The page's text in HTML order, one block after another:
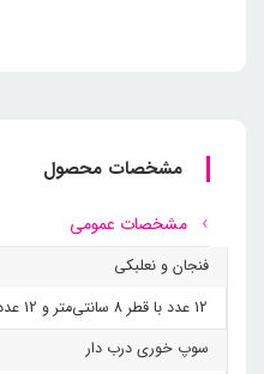
مشخصات محصول
مشخصات عمومی
فنجان و نعلبکی
12 عدد با قطر 8 سانتی‌متر و 12 عدد با قطر 14 سانتی‌متر
سوپ خوری درب دار